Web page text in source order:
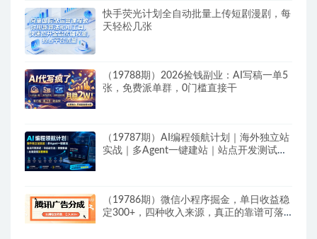
快手荧光计划全自动批量上传短剧漫剧，每
天轻松几张
（19788期）2026捡钱副业：AI写稿一单5
张，免费派单群，0门槛直接干
（19787期）AI编程领航计划｜海外独立站
实战｜多Agent一键建站｜站点开发测试｜
（19786期）微信小程序掘金，单日收益稳
定300+，四种收入来源，真正的靠谱可落